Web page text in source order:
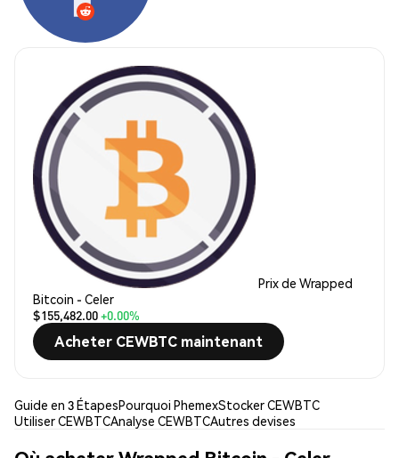
Prix de Wrapped
Bitcoin - Celer
$155,482.00+0.00%
Acheter CEWBTC maintenant
Guide en 3 ÉtapesPourquoi PhemexStocker CEWBTC
Utiliser CEWBTCAnalyse CEWBTCAutres devises